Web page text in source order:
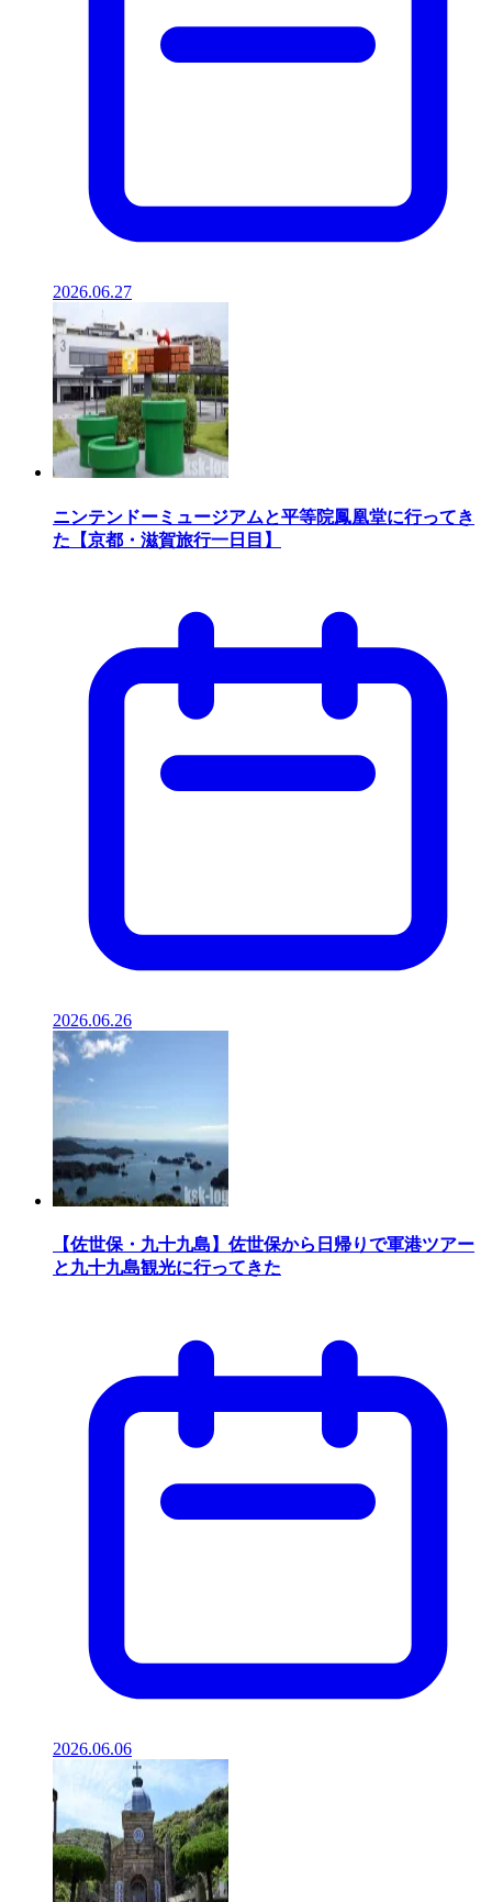
2026.06.27
ニンテンドーミュージアムと平等院鳳凰堂に行ってき
た【京都・滋賀旅行一日目】
2026.06.26
【佐世保・九十九島】佐世保から日帰りで軍港ツアー
と九十九島観光に行ってきた
2026.06.06